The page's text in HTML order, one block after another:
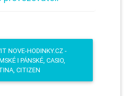
NOVE-HODINKY.CZ -
I PÁNSKÉ, CASIO,
CITIZEN